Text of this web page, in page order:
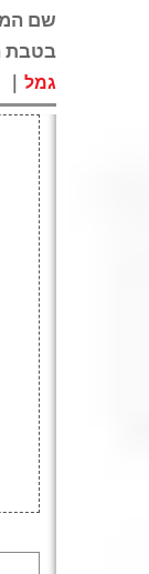
שם
בטבת
גמל |